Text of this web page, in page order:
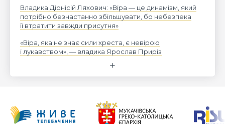
Владика Діонісій Ляхович: «Віра — це динамізм, який
потрібно безнастанно збільшувати, бо небезпека
її втратити завжди присутня»
«Віра, яка не знає сили хреста, є невірою
і лукавством», — владика Ярослав Приріз